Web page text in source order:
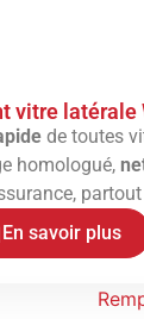
vitre latérale
de toutes
homologué,
partout
En savoir plus